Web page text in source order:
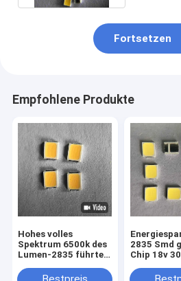
Fortsetzen
Empfohlene Produkte
Hohes volles
Spektrum 6500k des
Lumen-2835 führte
Strip 3v 60ma
2835 Smd
Chip 18v